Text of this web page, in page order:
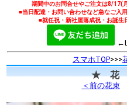
期間中のお問合せやご注文は8/17(
■当日配達・お問い合わせなど急なご入
■就任祝・新社屋落成祝・お誕生
スマホTOP>>>
★ 花
＜前の花束